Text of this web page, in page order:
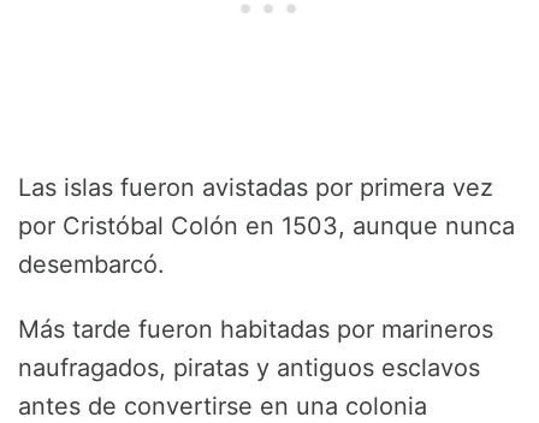
Las islas fueron avistadas por primera vez
por Cristóbal Colón en 1503, aunque nunca
desembarcó.
Más tarde fueron habitadas por marineros
naufragados, piratas y antiguos esclavos
antes de convertirse en una colonia